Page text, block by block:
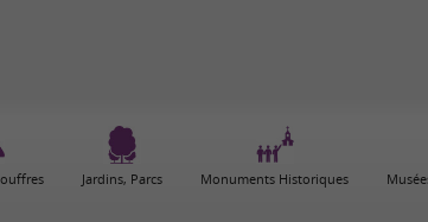
Jardins, Parcs Monuments Historiques